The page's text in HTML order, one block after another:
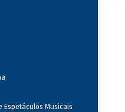
Espetáculos Musicais